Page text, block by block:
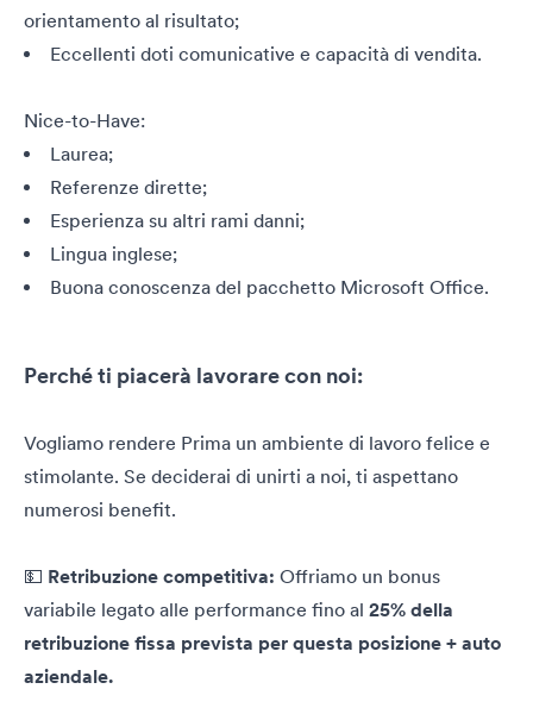
orientamento al risultato;
Eccellenti doti comunicative e capacità di vendita.
Nice-to-Have:
Laurea;
Referenze dirette;
Esperienza su altri rami danni;
Lingua inglese;
Buona conoscenza del pacchetto Microsoft Office.
Perché ti piacerà lavorare con noi:
Vogliamo rendere Prima un ambiente di lavoro felice e
stimolante. Se deciderai di unirti a noi, ti aspettano
numerosi benefit.
💵 Retribuzione competitiva: Offriamo un bonus
variabile legato alle performance fino al 25% della
retribuzione fissa prevista per questa posizione + auto
aziendale.